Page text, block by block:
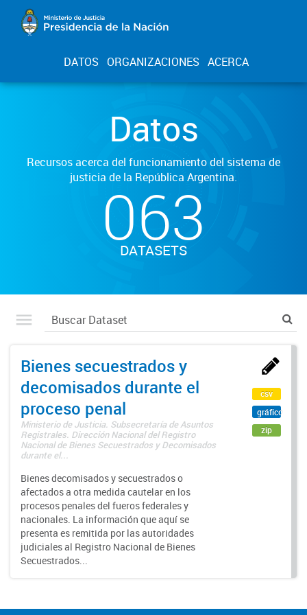
DATOS ORGANIZACIONES ACERCA
Datos
Recursos acerca del funcionamiento del sistema de
justicia de la República Argentina.
063
DATASETS
Bienes secuestrados y
decomisados durante el
proceso penal
Ministerio de Justicia. Subsecretaría de Asuntos
Registrales. Dirección Nacional del Registro
Nacional de Bienes Secuestrados y Decomisados
durante el...
Bienes decomisados y secuestrados o
afectados a otra medida cautelar en los
procesos penales del fueros federales y
nacionales. La información que aquí se
presenta es remitida por las autoridades
judiciales al Registro Nacional de Bienes
Secuestrados...
csv
gráfico
zip